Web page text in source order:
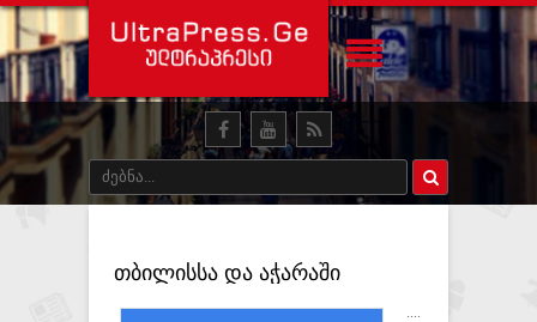
თბილისსა და აჭარაში
განსაკუთრებით დიდი
....